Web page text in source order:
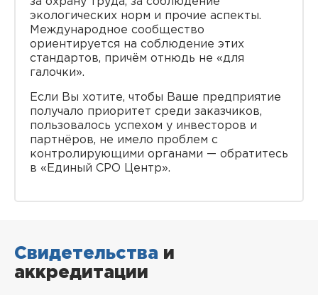
экологических норм и прочие аспекты.
Международное сообщество
ориентируется на соблюдение этих
стандартов, причём отнюдь не «для
галочки».
Если Вы хотите, чтобы Ваше предприятие
получало приоритет среди заказчиков,
пользовалось успехом у инвесторов и
партнёров, не имело проблем с
контролирующими органами — обратитесь
в «Единый СРО Центр».
Свидетельства и
аккредитации